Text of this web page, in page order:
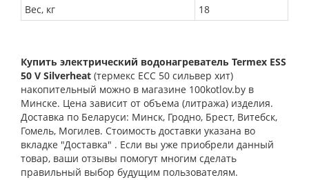
Вес, кг
18
Купить электрический водонагреватель Termex ESS
50 V Silverheat (термекс ЕСС 50 сильвер хит)
накопительный можно в магазине 100kotlov.by в
Минске. Цена зависит от объема (литража) изделия.
Доставка по Беларуси: Минск, Гродно, Брест, Витебск,
Гомель, Могилев. Стоимость доставки указана во
вкладке "Доставка" . Если вы уже приобрели данный
товар, ваши отзывы помогут многим сделать
правильный выбор будущим пользователям.